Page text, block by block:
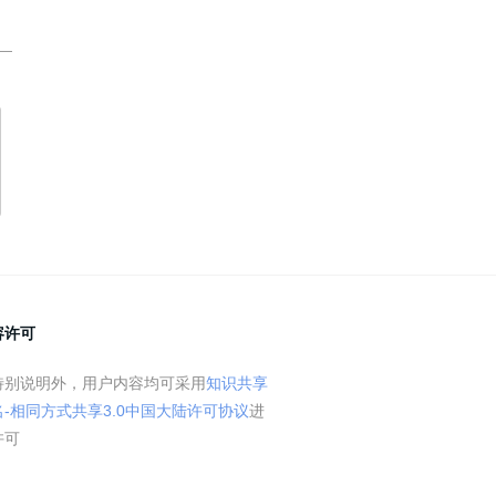
许可
别说明外，用户内容均可采用知识共享
-相同方式共享3.0中国大陆许可协议进
可